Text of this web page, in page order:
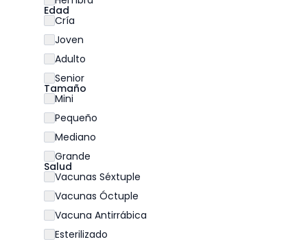
Edad
Cría
Joven
Adulto
Senior
Tamaño
Mini
Pequeño
Mediano
Grande
Salud
Vacunas Séxtuple
Vacunas Óctuple
Vacuna Antirrábica
Esterilizado